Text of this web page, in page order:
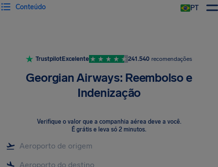
PT
Conteúdo
TrustpilotExcelente 241.540 recomendações
Georgian Airways: Reembolso e
Indenização
Verifique o valor que a companhia aérea deve a você.
É grátis e leva só 2 minutos.